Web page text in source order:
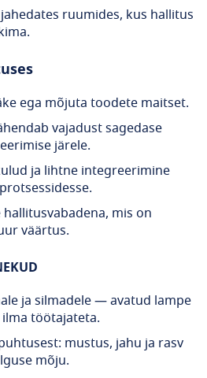
ruumides, kus hallitus
ega mõjuta toodete maitset.
vajadust sagedase
järele.
ja lihtne integreerimine
mis on
väärtus.
ja silmadele — avatud lampe
töötajateta.
mustus, jahu ja rasv
mõju.